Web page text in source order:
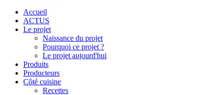
Accueil
ACTUS
Le projet
Naissance du projet
Pourquoi ce projet ?
Le projet aujourd'hui
Produits
Producteurs
Côté cuisine
Recettes